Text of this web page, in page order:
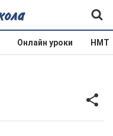
Онлайн уроки НМТ